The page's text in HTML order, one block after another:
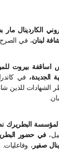
الكاردينال
، في
اساقفة بيروت
الجديدة، في
للذين
في حضور
صفير ، وفاعليات.